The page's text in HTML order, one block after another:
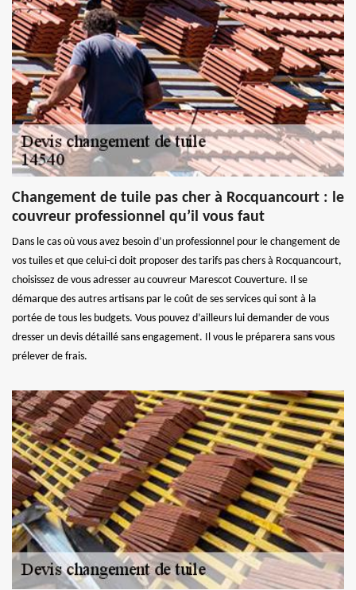
Changement de tuile pas cher à Rocquancourt : le
couvreur professionnel qu’il vous faut
Dans le cas où vous avez besoin d’un professionnel pour le changement de
vos tuiles et que celui-ci doit proposer des tarifs pas chers à Rocquancourt,
choisissez de vous adresser au couvreur Marescot Couverture. Il se
démarque des autres artisans par le coût de ses services qui sont à la
portée de tous les budgets. Vous pouvez d’ailleurs lui demander de vous
dresser un devis détaillé sans engagement. Il vous le préparera sans vous
prélever de frais.